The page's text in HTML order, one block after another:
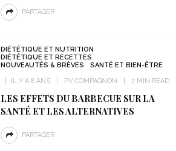
PARTAGER
DIÉTÉTIQUE ET NUTRITION
DIÉTÉTIQUE ET RECETTES
NOUVEAUTÉS & BRÈVES
SANTÉ ET BIEN-ÊTRE
IL Y A 8 ANS
PV COMPAGNON 7 MIN READ
LES EFFETS DU BARBECUE SUR LA
SANTÉ ET LES ALTERNATIVES
PARTAGER